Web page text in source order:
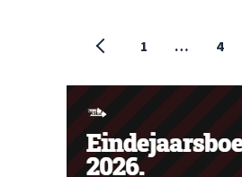
1 … 4